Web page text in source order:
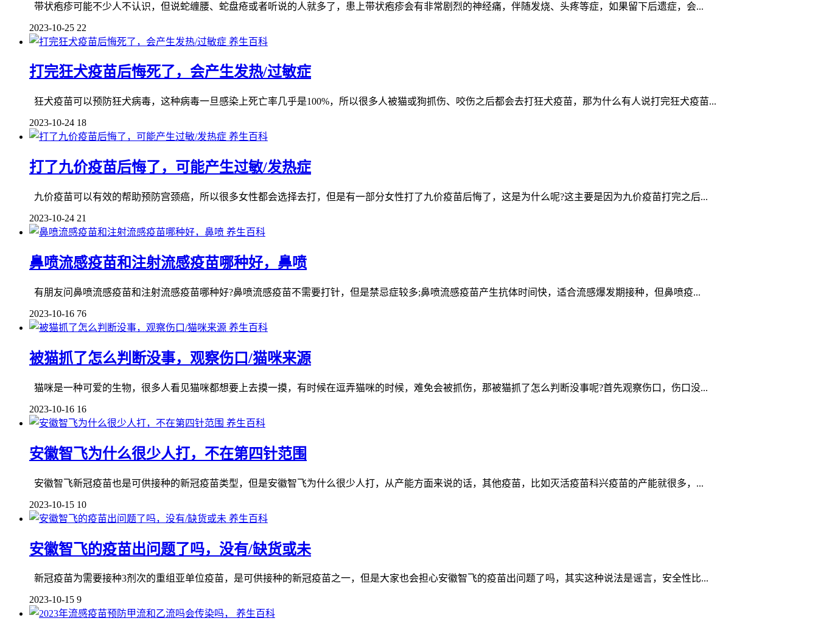
带状疱疹可能不少人不认识，但说蛇缠腰、蛇盘疮或者听说的人就多了，患上带状疱疹会有非常剧烈的神经痛，伴随发烧、头疼等症，如果留下后遗症，会...
2023-10-25 22
养生百科
打完狂犬疫苗后悔死了，会产生发热/过敏症
狂犬疫苗可以预防狂犬病毒，这种病毒一旦感染上死亡率几乎是100%，所以很多人被猫或狗抓伤、咬伤之后都会去打狂犬疫苗，那为什么有人说打完狂犬疫苗...
2023-10-24 18
养生百科
打了九价疫苗后悔了，可能产生过敏/发热症
九价疫苗可以有效的帮助预防宫颈癌，所以很多女性都会选择去打，但是有一部分女性打了九价疫苗后悔了，这是为什么呢?这主要是因为九价疫苗打完之后...
2023-10-24 21
养生百科
鼻喷流感疫苗和注射流感疫苗哪种好，鼻喷
有朋友问鼻喷流感疫苗和注射流感疫苗哪种好?鼻喷流感疫苗不需要打针，但是禁忌症较多;鼻喷流感疫苗产生抗体时间快，适合流感爆发期接种，但鼻喷疫...
2023-10-16 76
养生百科
被猫抓了怎么判断没事，观察伤口/猫咪来源
猫咪是一种可爱的生物，很多人看见猫咪都想要上去摸一摸，有时候在逗弄猫咪的时候，难免会被抓伤，那被猫抓了怎么判断没事呢?首先观察伤口，伤口没...
2023-10-16 16
养生百科
安徽智飞为什么很少人打，不在第四针范围
安徽智飞新冠疫苗也是可供接种的新冠疫苗类型，但是安徽智飞为什么很少人打，从产能方面来说的话，其他疫苗，比如灭活疫苗科兴疫苗的产能就很多，...
2023-10-15 10
养生百科
安徽智飞的疫苗出问题了吗，没有/缺货或未
新冠疫苗为需要接种3剂次的重组亚单位疫苗，是可供接种的新冠疫苗之一，但是大家也会担心安徽智飞的疫苗出问题了吗，其实这种说法是谣言，安全性比...
2023-10-15 9
养生百科